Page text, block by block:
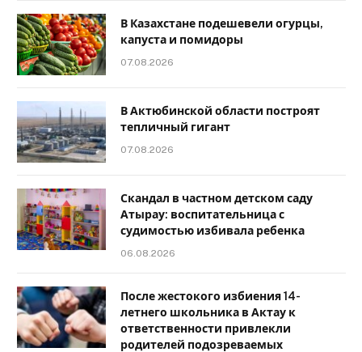
В Казахстане подешевели огурцы,
капуста и помидоры
07.08.2026
В Актюбинской области построят
тепличный гигант
07.08.2026
Скандал в частном детском саду
Атырау: воспитательница с
судимостью избивала ребенка
06.08.2026
После жестокого избиения 14-
летнего школьника в Актау к
ответственности привлекли
родителей подозреваемых